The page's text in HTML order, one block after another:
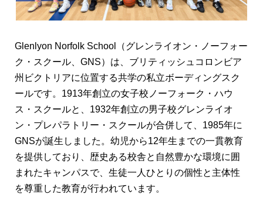
Glenlyon Norfolk School（グレンライオン・ノーフォー
ク・スクール、GNS）は、ブリティッシュコロンビア
州ビクトリアに位置する共学の私立ボーディングスク
ールです。1913年創立の女子校ノーフォーク・ハウ
ス・スクールと、1932年創立の男子校グレンライオ
ン・プレパラトリー・スクールが合併して、1985年に
GNSが誕生しました。幼児から12年生までの一貫教育
を提供しており、歴史ある校舎と自然豊かな環境に囲
まれたキャンパスで、生徒一人ひとりの個性と主体性
を尊重した教育が行われています。